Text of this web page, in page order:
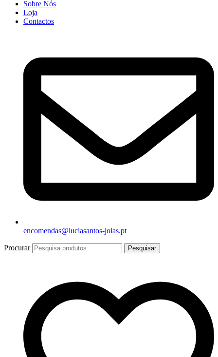
Sobre Nós
Loja
Contactos
encomendas@luciasantos-joias.pt
Procurar Pesquisar